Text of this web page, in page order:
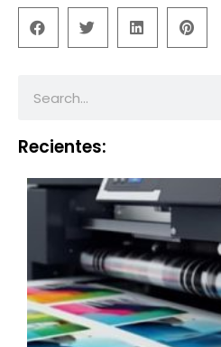
Recientes: